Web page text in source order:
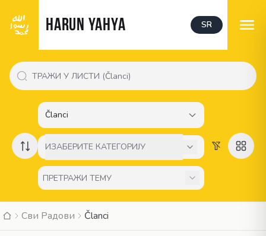
HARUN YAHYA SR
Članci
ИЗАБЕРИТЕ КАТЕГОРИЈУ
Сви Радови Članci